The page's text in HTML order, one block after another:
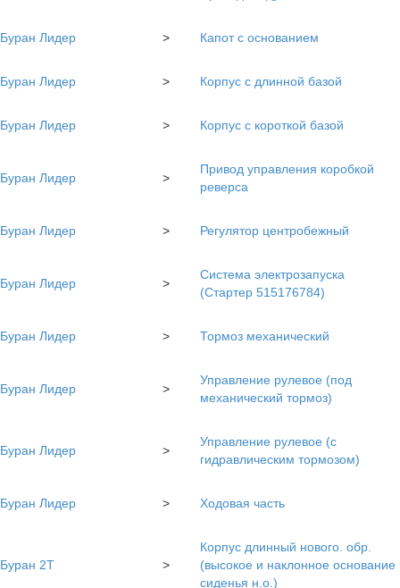
Буран Лидер > Капот с основанием
Буран Лидер > Корпус с длинной базой
Буран Лидер > Корпус с короткой базой
Буран Лидер >
Привод управления коробкой
реверса
Буран Лидер > Регулятор центробежный
Буран Лидер >
Система электрозапуска
(Стартер 515176784)
Буран Лидер > Тормоз механический
Буран Лидер >
Управление рулевое (под
механический тормоз)
Буран Лидер >
Управление рулевое (с
гидравлическим тормозом)
Буран Лидер > Ходовая часть
Буран 2Т >
Корпус длинный нового. обр.
(высокое и наклонное основание
сиденья н.о.)